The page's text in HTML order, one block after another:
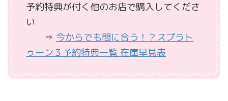
予約特典が付く他のお店で購入してくださ
い
⇒ 今からでも間に合う！？スプラト
ゥーン３予約特典一覧 在庫早見表